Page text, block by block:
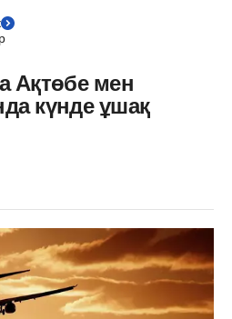
Ақтөбе мен
күнде ұшақ